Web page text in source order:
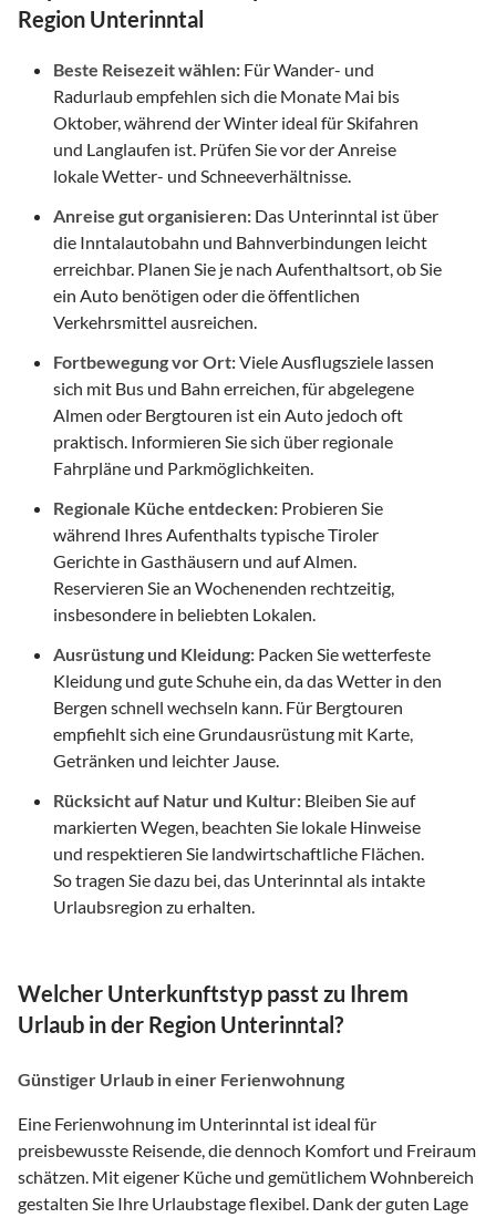
Region Unterinntal
Beste Reisezeit wählen: Für Wander- und
Radurlaub empfehlen sich die Monate Mai bis
Oktober, während der Winter ideal für Skifahren
und Langlaufen ist. Prüfen Sie vor der Anreise
lokale Wetter- und Schneeverhältnisse.
Anreise gut organisieren: Das Unterinntal ist über
die Inntalautobahn und Bahnverbindungen leicht
erreichbar. Planen Sie je nach Aufenthaltsort, ob Sie
ein Auto benötigen oder die öffentlichen
Verkehrsmittel ausreichen.
Fortbewegung vor Ort:Viele Ausflugsziele lassen
sich mit Bus und Bahn erreichen, für abgelegene
Almen oder Bergtouren ist ein Auto jedoch oft
praktisch. Informieren Sie sich über regionale
Fahrpläne und Parkmöglichkeiten.
Regionale Küche entdecken: Probieren Sie
während Ihres Aufenthalts typische Tiroler
Gerichte in Gasthäusern und auf Almen.
Reservieren Sie an Wochenenden rechtzeitig,
insbesondere in beliebten Lokalen.
Ausrüstung und Kleidung: Packen Sie wetterfeste
Kleidung und gute Schuhe ein, da das Wetter in den
Bergen schnell wechseln kann. Für Bergtouren
empfiehlt sich eine Grundausrüstung mit Karte,
Getränken und leichter Jause.
Rücksicht auf Natur und Kultur: Bleiben Sie auf
markierten Wegen, beachten Sie lokale Hinweise
und respektieren Sie landwirtschaftliche Flächen.
So tragen Sie dazu bei, das Unterinntal als intakte
Urlaubsregion zu erhalten.
Welcher Unterkunftstyp passt zu Ihrem
Urlaub in der Region Unterinntal?
Günstiger Urlaub in einer Ferienwohnung
Eine Ferienwohnung im Unterinntal ist ideal für
preisbewusste Reisende, die dennoch Komfort und Freiraum
schätzen. Mit eigener Küche und gemütlichem Wohnbereich
gestalten Sie Ihre Urlaubstage flexibel. Dank der guten Lage